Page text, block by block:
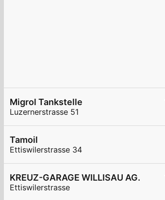
Migrol Tankstelle
Luzernerstrasse 51
Tamoil
Ettiswilerstrasse 34
KREUZ-GARAGE WILLISAU AG.
Ettiswilerstrasse